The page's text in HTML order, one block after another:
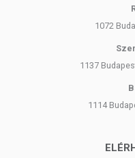
1072
1137
1114